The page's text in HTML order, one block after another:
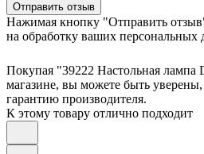
Отправить отзыв
Нажимая кнопку "Отправить
на обработку ваших персональных
Покупая "39222 Настольная
магазине, вы можете быть уверены,
гарантию производителя.
К этому товару отлично подходит